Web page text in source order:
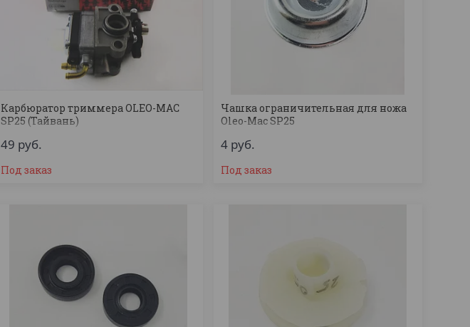
Карбюратор триммера OLEO-MAC
SP25 (Тайвань)
49 руб.
Под заказ
Чашка ограничительная для ножа
Oleo-Mac SP25
4 руб.
Под заказ